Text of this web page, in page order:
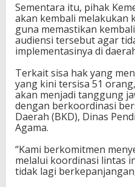
e
r
a
Sementara itu, pihak
akan kembali melakukan
guna memastikan
audiensi tersebut agar
implementasinya di
Terkait sisa hak yang
yang kini tersisa 51
akan menjadi tanggung
dengan berkoordinasi
Daerah (BKD), Dinas
Agama.
“Kami berkomitmen
melalui koordinasi lintas
tidak lagi